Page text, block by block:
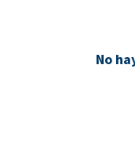
No